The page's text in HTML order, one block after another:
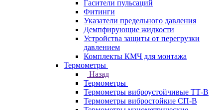
Гасители пульсаций
Фитинги
Указатели предельного давления
Демпфирующие жидкости
Устройства защиты от перегрузки
давлением
Комплекты КМЧ для монтажа
Термометры
Назад
Термометры
Термометры виброустойчивые ТТ-В
Термометры вибростойкие СП-В